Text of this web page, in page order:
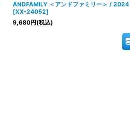
ANDFAMILY ＜アンドファミリー＞ /
[XX-24052]
9,680円(税込)